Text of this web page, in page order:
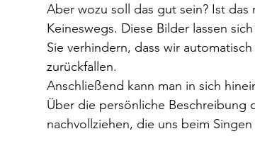
Aber wozu soll das gut sein? Ist das
Keineswegs. Diese Bilder lassen
Sie verhindern, dass wir
zurückfallen.
Anschließend kann man in sich
Über die persönliche Beschreibung
nachvollziehen, die uns beim